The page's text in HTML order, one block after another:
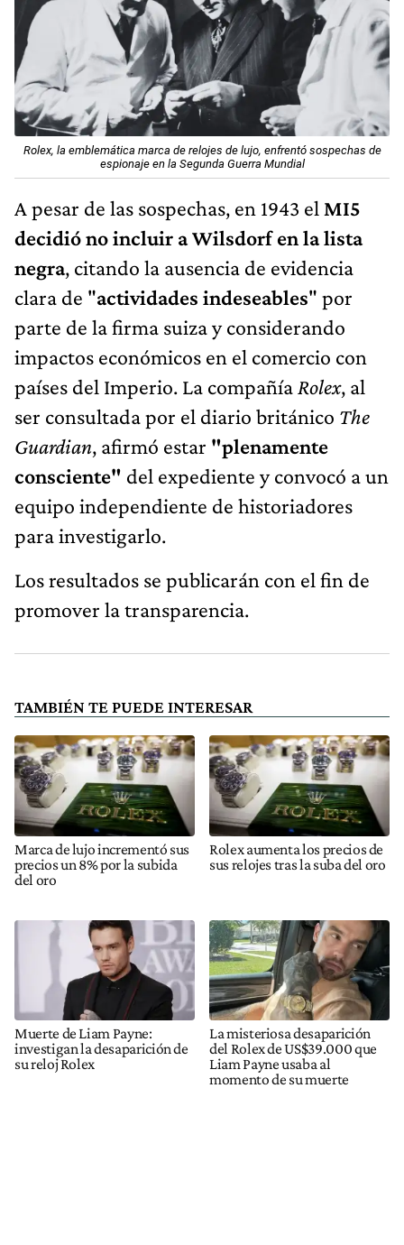
Rolex, la emblemática marca de relojes de lujo, enfrentó sospechas de
espionaje en la Segunda Guerra Mundial
A pesar de las sospechas, en 1943 el MI5
decidió no incluir a Wilsdorf en la lista
negra, citando la ausencia de evidencia
clara de "actividades indeseables" por
parte de la firma suiza y considerando
impactos económicos en el comercio con
países del Imperio. La compañía Rolex, al
ser consultada por el diario británico The
Guardian, afirmó estar "plenamente
consciente" del expediente y convocó a un
equipo independiente de historiadores
para investigarlo.
Los resultados se publicarán con el fin de
promover la transparencia.
TAMBIÉN TE PUEDE INTERESAR
Marca de lujo incrementó sus
precios un 8% por la subida
del oro
Rolex aumenta los precios de
sus relojes tras la suba del oro
Muerte de Liam Payne:
investigan la desaparición de
su reloj Rolex
La misteriosa desaparición
del Rolex de US$39.000 que
Liam Payne usaba al
momento de su muerte